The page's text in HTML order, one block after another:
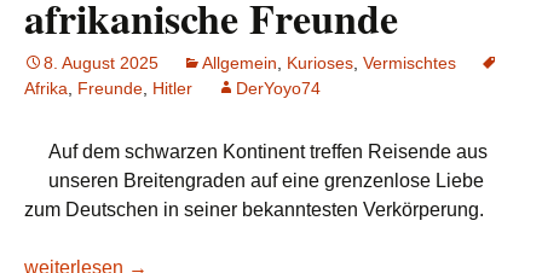
afrikanische Freunde
8. August 2025 Allgemein Kurioses Vermischtes
Afrika
Freunde Hitler DerYoyo74
Auf dem schwarzen Kontinent treffen Reisende aus
unseren Breitengraden auf eine grenzenlose Liebe
zum Deutschen in seiner bekanntesten Verkörperung.
Lesetipp/taz: Hitlers afrikanische Freunde
weiterlesen →